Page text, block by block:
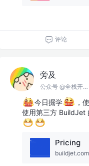
评论
旁及
公众号 @全栈开发师
今日掘学
，
使用第三方 BuildJet
Pricing
buildjet.com